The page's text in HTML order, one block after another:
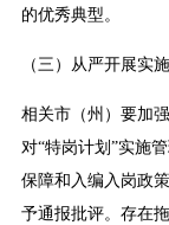
的优秀典型。
（三）从严开展实
相关市（州）要加
对“特岗计划”实施
保障和入编入岗政
予通报批评。存在